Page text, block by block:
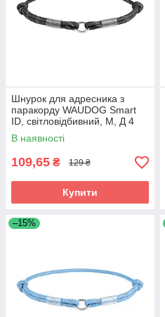
Шнурок для адресника з
паракорду WAUDOG Smart
ID, світловідбивний, M, Д 4
мм, Д 42-76 см чорний
В наявності
109,65 ₴ 129 ₴
Купити
–15%